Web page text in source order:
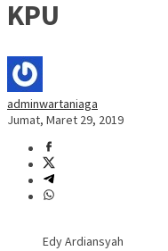
KPU
adminwartaniaga
Jumat, Maret 29, 2019
Edy Ardiansyah